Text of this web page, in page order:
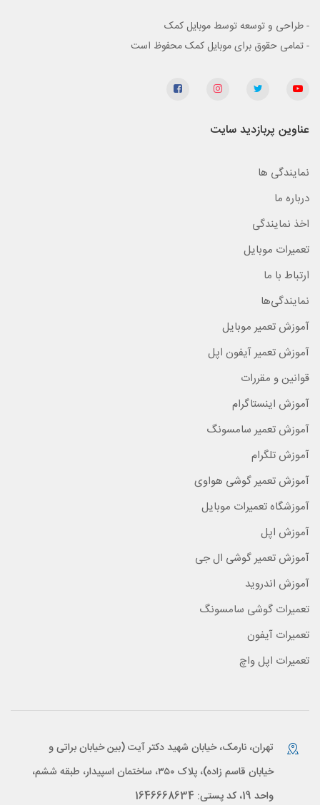
- طراحی و توسعه توسط موبایل کمک
- تمامی حقوق برای موبایل کمک محفوظ است
عناوین پربازدید سایت
نمایندگی ها
درباره ما
اخذ نمایندگی
تعمیرات موبایل
ارتباط با ما
نمایندگی‌ها
آموزش تعمیر موبایل
آموزش تعمیر آیفون اپل
قوانین و مقررات
آموزش اینستاگرام
آموزش تعمیر سامسونگ
آموزش تلگرام
آموزش تعمیر گوشی هواوی
آموزشگاه تعمیرات موبایل
آموزش اپل
آموزش تعمیر گوشی ال جی
آموزش اندروید
تعمیرات گوشی سامسونگ
تعمیرات آیفون
تعمیرات اپل واچ
تهران، نارمک، خیابان شهید دکتر آیت (بین خیابان براتی و
خیابان قاسم زاده)، پلاک ۳۵۰، ساختمان اسپیدار، طبقه ششم،
واحد 19، کد پستی: 1646668634